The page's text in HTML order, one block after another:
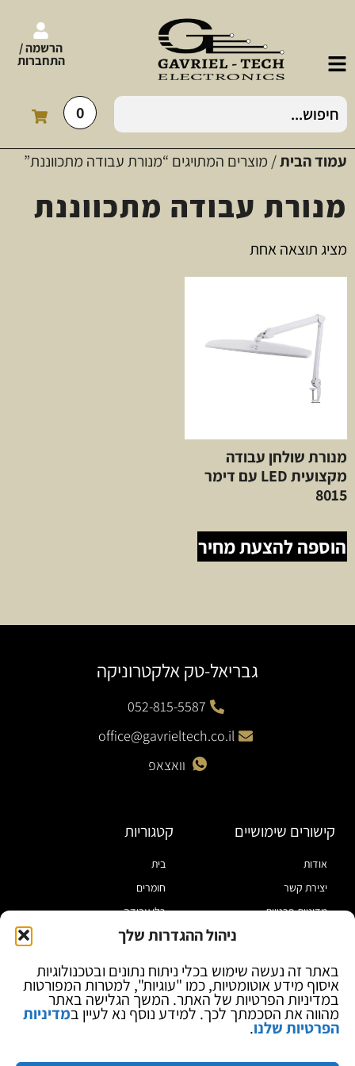
ניהול ההגדרות שלך
באתר זה נעשה שימוש בכלי ניתוח נתונים ובטכנולוגיות
איסוף מידע אוטומטיות, כמו "עוגיות", למטרות המפורטות
במדיניות הפרטיות של האתר. המשך הגלישה באתר
מהווה את הסכמתך לכך. למידע נוסף נא לעיין במדיניות
הפרטיות שלנו.
הרשמה /
התחברות
0
עמוד הבית/ מוצרים המתויגים “מנורת עבודה מתכווננת”
מנורת עבודה מתכווננת
מציג תוצאה אחת
מנורת שולחן עבודה
מקצועית LED עם דימר
8015
הוספה להצעת מחיר
גבריאל-טק אלקטרוניקה
052-815-5587
office@gavrieltech.co.il
וואצאפ
קישורים שימושיים
אודות
יצירת קשר
מדיניות פרטיות
בלוג
קטגוריות
בית
חומרים
כלי עבודה
מוצרי הלחמה
ספקי כח ומודדים
ציוד אופטי להגדלה